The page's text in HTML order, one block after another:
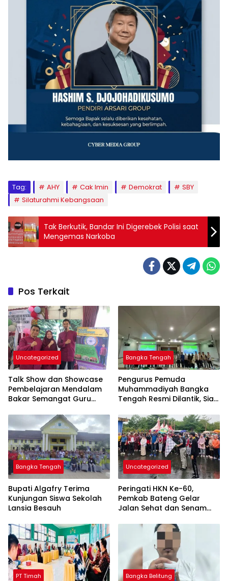
Tag: AHY Cak Imin Demokrat
SBY
Silaturahmi Kebangsaan
Tak Berkutik, Bandar Ini Digerebek Polisi saat
Mengemas Narkoba
Pos Terkait
Uncategorized
Talk Show dan Showcase
Pembelajaran Mendalam
Bakar Semangat Guru
Inovasi di Kelas
Bangka Tengah
Pengurus Pemuda
Muhammadiyah Bangka
Tengah Resmi Dilantik, Siap
Pembangunan Daerah
Bangka Tengah
Bupati Algafry Terima
Kunjungan Siswa Sekolah
Lansia Besauh
Uncategorized
Peringati HKN Ke-60,
Pemkab Bateng Gelar
Jalan Sehat dan Senam
PT Timah Bangka Belitung